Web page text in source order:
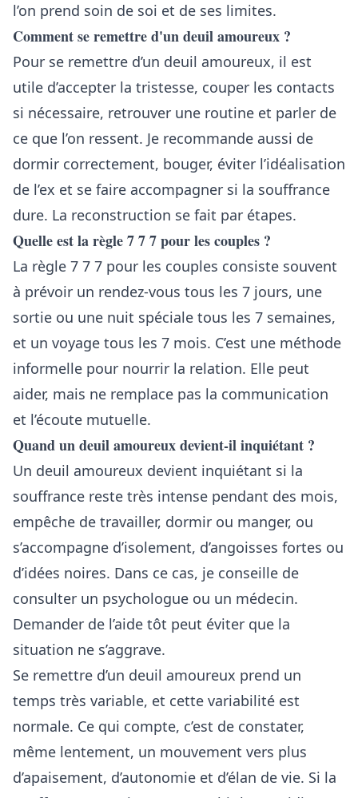
l’on prend soin de soi et de ses limites.
Comment se remettre d'un deuil amoureux ?
Pour se remettre d’un deuil amoureux, il est
utile d’accepter la tristesse, couper les contacts
si nécessaire, retrouver une routine et parler de
ce que l’on ressent. Je recommande aussi de
dormir correctement, bouger, éviter l’idéalisation
de l’ex et se faire accompagner si la souffrance
dure. La reconstruction se fait par étapes.
Quelle est la règle 7 7 7 pour les couples ?
La règle 7 7 7 pour les couples consiste souvent
à prévoir un rendez-vous tous les 7 jours, une
sortie ou une nuit spéciale tous les 7 semaines,
et un voyage tous les 7 mois. C’est une méthode
informelle pour nourrir la relation. Elle peut
aider, mais ne remplace pas la communication
et l’écoute mutuelle.
Quand un deuil amoureux devient-il inquiétant ?
Un deuil amoureux devient inquiétant si la
souffrance reste très intense pendant des mois,
empêche de travailler, dormir ou manger, ou
s’accompagne d’isolement, d’angoisses fortes ou
d’idées noires. Dans ce cas, je conseille de
consulter un psychologue ou un médecin.
Demander de l’aide tôt peut éviter que la
situation ne s’aggrave.
Se remettre d’un deuil amoureux prend un
temps très variable, et cette variabilité est
normale. Ce qui compte, c’est de constater,
même lentement, un mouvement vers plus
d’apaisement, d’autonomie et d’élan de vie. Si la